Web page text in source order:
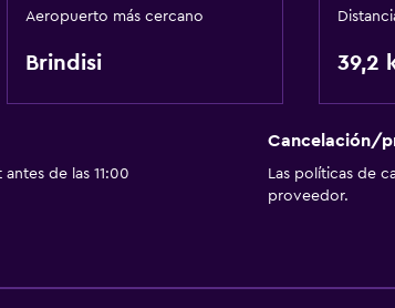
Aeropuerto más cercano
Brindisi 39,2
de las 11:00
Cancelación/
Las políticas de
proveedor.